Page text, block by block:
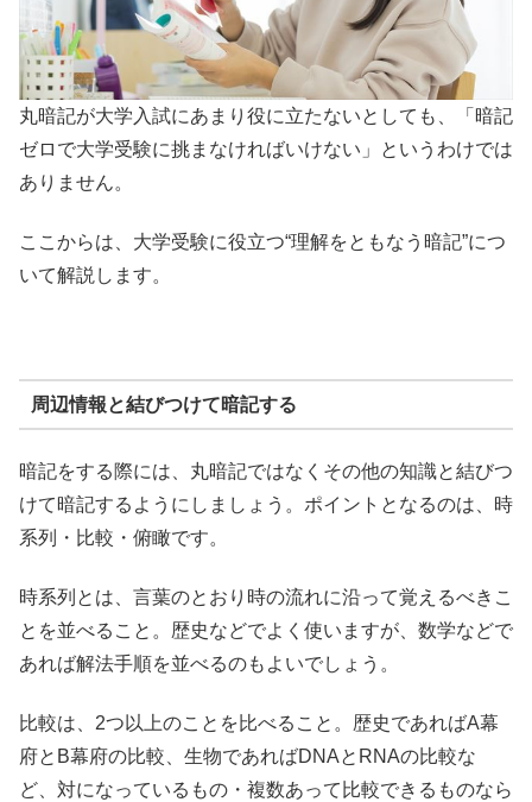
丸暗記が大学入試にあまり役に立たないとしても、「暗記
ゼロで大学受験に挑まなければいけない」というわけでは
ありません。
ここからは、大学受験に役立つ“理解をともなう暗記”につ
いて解説します。
周辺情報と結びつけて暗記する
暗記をする際には、丸暗記ではなくその他の知識と結びつ
けて暗記するようにしましょう。ポイントとなるのは、時
系列・比較・俯瞰です。
時系列とは、言葉のとおり時の流れに沿って覚えるべきこ
とを並べること。歴史などでよく使いますが、数学などで
あれば解法手順を並べるのもよいでしょう。
比較は、2つ以上のことを比べること。歴史であればA幕
府とB幕府の比較、生物であればDNAとRNAの比較な
ど、対になっているもの・複数あって比較できるものなら